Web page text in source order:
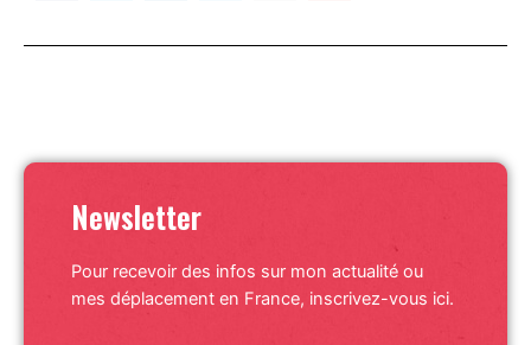
Newsletter
Pour recevoir des infos sur mon actualité ou
mes déplacement en France, inscrivez-vous ici.